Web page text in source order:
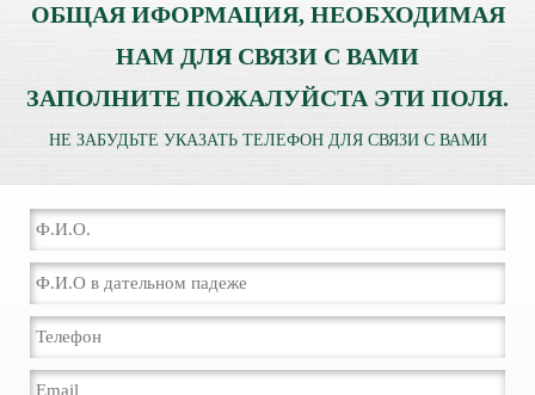
ОБЩАЯ ИФОРМАЦИЯ, НЕОБХОДИМАЯ
НАМ ДЛЯ СВЯЗИ С ВАМИ
ЗАПОЛНИТЕ ПОЖАЛУЙСТА ЭТИ ПОЛЯ.
НЕ ЗАБУДЬТЕ УКАЗАТЬ ТЕЛЕФОН ДЛЯ СВЯЗИ С ВАМИ